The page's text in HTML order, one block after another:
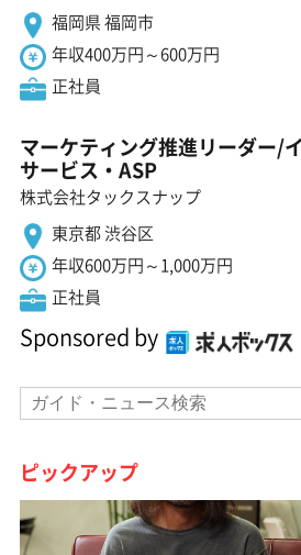
福岡県 福岡市
年収400万円～600万円
正社員
マーケティング推進リーダー/
サービス・ASP
株式会社タックスナップ
東京都 渋谷区
年収600万円～1,000万円
正社員
Sponsored by
ピックアップ